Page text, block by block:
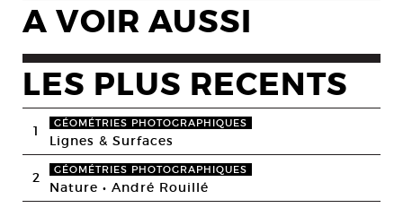
A VOIR AUSSI
LES PLUS RECENTS
1 GÉOMÉTRIES PHOTOGRAPHIQUES
Lignes & Surfaces
2 GÉOMÉTRIES PHOTOGRAPHIQUES
Nature • André Rouillé